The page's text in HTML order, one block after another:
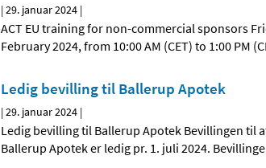
|29. januar 2024 |
ACT EU training for non-commercial sponsors
February 2024, from 10:00 AM (CET) to 1:00 PM
Ledig bevilling til Ballerup Apotek
|29. januar 2024 |
Ledig bevilling til Ballerup Apotek Bevillingen til
Ballerup Apotek er ledig pr. 1. juli 2024.